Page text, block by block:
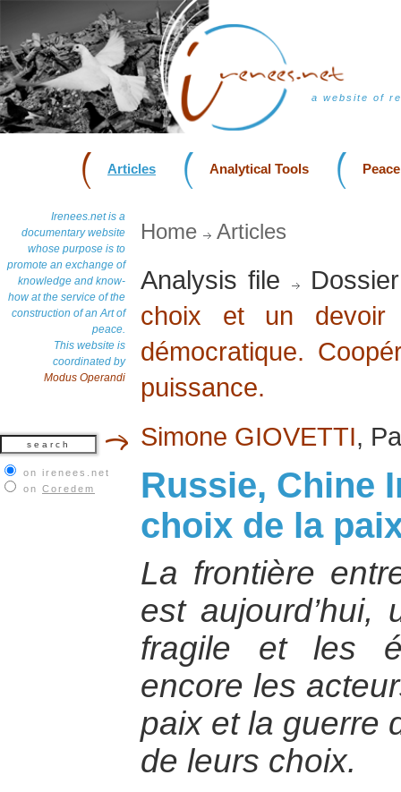
a website of
Articles Analytical Tools
Irenees.net is a
documentary website
whose purpose is to
promote an exchange of
knowledge and know-
how at the service of the
construction of an Art of
peace.
This website is
coordinated by
Modus Operandi
on irenees.net
on Coredem
Home Articles
Analysis file
choix et un
démocratique.
puissance.
Simone GIOVETTI,
Russie, Chine
choix de la
La frontière
est
fragile et les
encore les
paix et la guerre
de leurs choix.